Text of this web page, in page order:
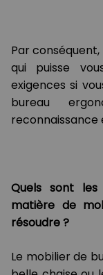
Par
qui puisse
exigences si
bureau
reconnaissance
Quels sont
matière de
résoudre ?
Le mobilier de